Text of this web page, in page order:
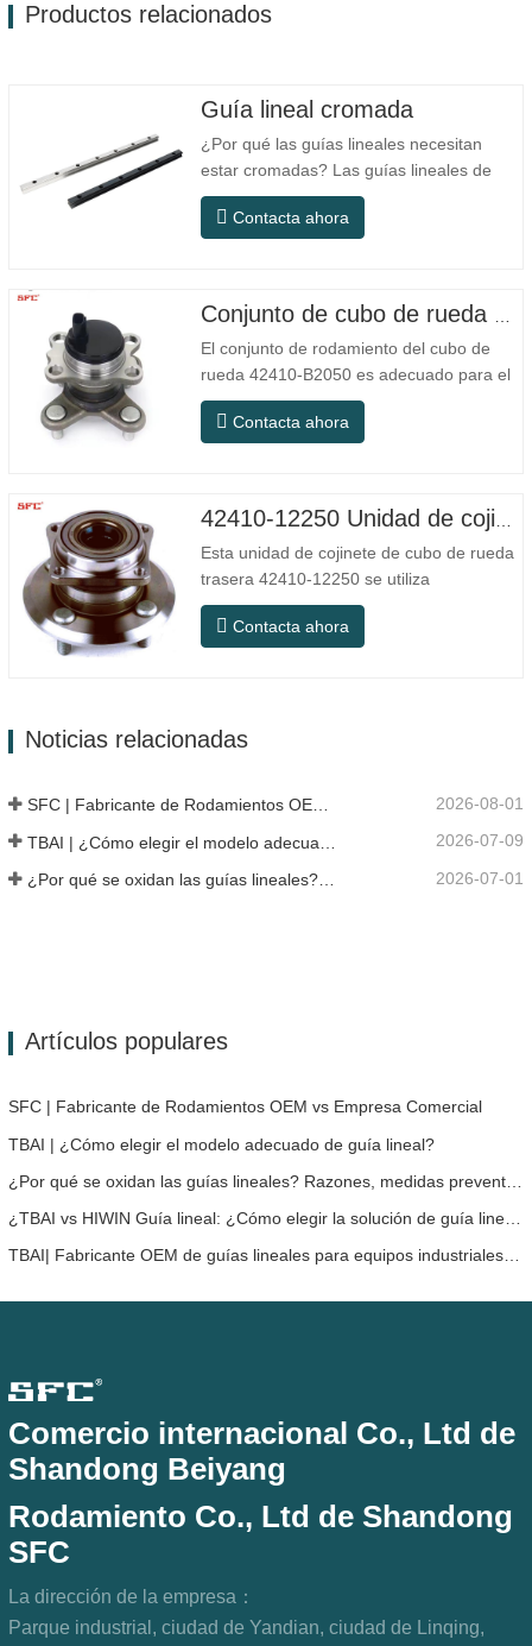
Productos relacionados
Guía lineal cromada
¿Por qué las guías lineales necesitan
estar cromadas? Las guías lineales de
acero ordinario pueden satisfacer las
necesidades operativas básicas en
equipos de automatización, máquinas
herramienta de precisión, equipos…
Contacta ahora
El conjunto de rodamiento del cubo de
rueda 42410-B2050 es adecuado para el
mercado de mantenimiento y reemplazo
de automóviles, cumpliendo con los
condiciones de carretera urbanas. SFC
NO. NÚMERO OEM NO.Otros.…
Contacta ahora
Esta unidad de cojinete de cubo de rueda
trasera 42410-12250 se utiliza
principalmente en el sistema de eje
trasero de modelos japoneses y
comparación con la estructura dividida
Contacta ahora
Noticias relacionadas
SFC | Fabricante de Rodamientos OEM vs Empresa Comercial 2026-08-01
2026-07-09
2026-07-01
Artículos populares
SFC | Fabricante de Rodamientos OEM vs Empresa Comercial
TBAI | ¿Cómo elegir el modelo adecuado de guía lineal?
TBAI| Fabricante OEM de guías lineales para equipos industriales – TBAI amplía soluciones personalizadas de movimiento lineal
Comercio internacional Co., Ltd de
Shandong Beiyang
Rodamiento Co., Ltd de Shandong
SFC
La dirección de la empresa：
Parque industrial, ciudad de Yandian, ciudad de Linqing,